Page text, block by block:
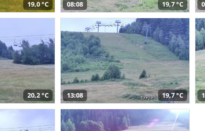
19,0 °C 08:08 19,7 °C
20,2 °C 13:08 19,7 °C